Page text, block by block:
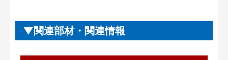
関連部材・関連情報